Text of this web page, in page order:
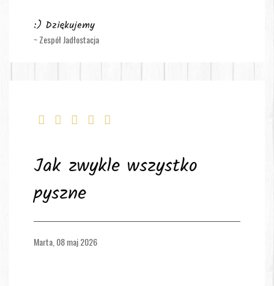
:) Dziękujemy
~ Zespół Jadłostacja
Jak zwykle wszystko
pyszne
Marta,08 maj 2026